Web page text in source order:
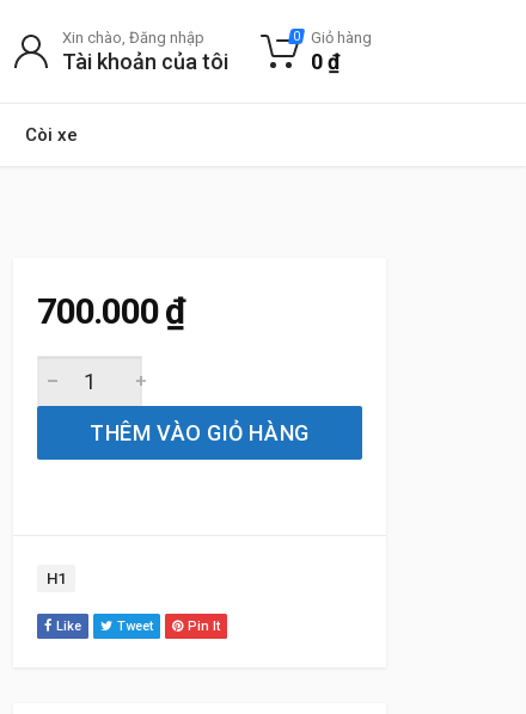
Còi xe
Xin chào, Đăng nhập
Tài khoản của tôi
0 Giỏ hàng
0₫
700.000₫
THÊM VÀO GIỎ HÀNG
Tag:
H1
Like Tweet Pin It